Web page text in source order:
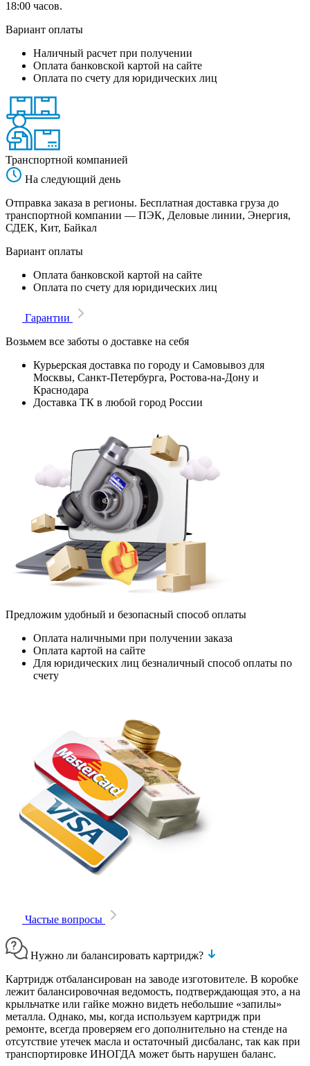
18:00 часов.
Вариант оплаты
Наличный расчет при получении
Оплата банковской картой на сайте
Оплата по счету для юридических лиц
Транспортной компанией
На следующий день
Отправка заказа в регионы. Бесплатная доставка груза до
транспортной компании — ПЭК, Деловые линии, Энергия,
СДЕК, Кит, Байкал
Вариант оплаты
Оплата банковской картой на сайте
Оплата по счету для юридических лиц
Гарантии
Возьмем все заботы о доставке на себя
Курьерская доставка по городу и Самовывоз для
Москвы, Санкт-Петербурга, Ростова-на-Дону и
Краснодара
Доставка ТК в любой город России
Предложим удобный и безопасный способ оплаты
Оплата наличными при получении заказа
Оплата картой на сайте
Для юридических лиц безналичный способ оплаты по
счету
Частые вопросы
Нужно ли балансировать картридж?
Картридж отбалансирован на заводе изготовителе. В коробке
лежит балансировочная ведомость, подтверждающая это, а на
крыльчатке или гайке можно видеть небольшие «запилы»
металла. Однако, мы, когда используем картридж при
ремонте, всегда проверяем его дополнительно на стенде на
отсутствие утечек масла и остаточный дисбаланс, так как при
транспортировке ИНОГДА может быть нарушен баланс.